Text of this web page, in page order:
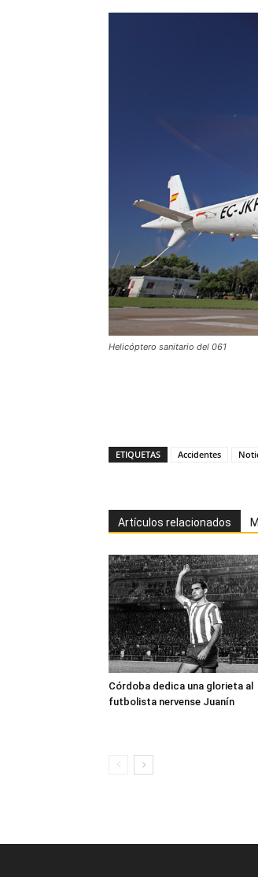
Helicóptero sanitario del 061
ETIQUETAS Accidentes
Artículos relacionados
Córdoba dedica una glorieta al
futbolista nervense Juanín